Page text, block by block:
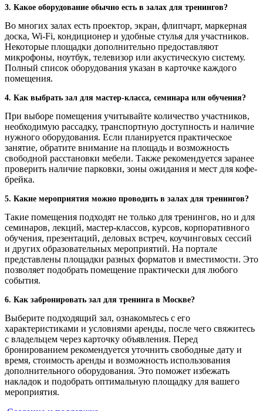
3. Какое оборудование обычно есть в залах для тренингов?
Во многих залах есть проектор, экран, флипчарт, маркерная
доска, Wi-Fi, кондиционер и удобные стулья для участников.
Некоторые площадки дополнительно предоставляют
микрофоны, ноутбук, телевизор или акустическую систему.
Полный список оборудования указан в карточке каждого
помещения.
4. Как выбрать зал для мастер-класса, семинара или обучения?
При выборе помещения учитывайте количество участников,
необходимую рассадку, транспортную доступность и наличие
нужного оборудования. Если планируется практическое
занятие, обратите внимание на площадь и возможность
свободной расстановки мебели. Также рекомендуется заранее
проверить наличие парковки, зоны ожидания и мест для кофе-
брейка.
5. Какие мероприятия можно проводить в залах для тренингов?
Такие помещения подходят не только для тренингов, но и для
семинаров, лекций, мастер-классов, курсов, корпоративного
обучения, презентаций, деловых встреч, коучинговых сессий
и других образовательных мероприятий. На портале
представлены площадки разных форматов и вместимости. Это
позволяет подобрать помещение практически для любого
события.
6. Как забронировать зал для тренинга в Москве?
Выберите подходящий зал, ознакомьтесь с его
характеристиками и условиями аренды, после чего свяжитесь
с владельцем через карточку объявления. Перед
бронированием рекомендуется уточнить свободные дату и
время, стоимость аренды и возможность использования
дополнительного оборудования. Это поможет избежать
накладок и подобрать оптимальную площадку для вашего
мероприятия.